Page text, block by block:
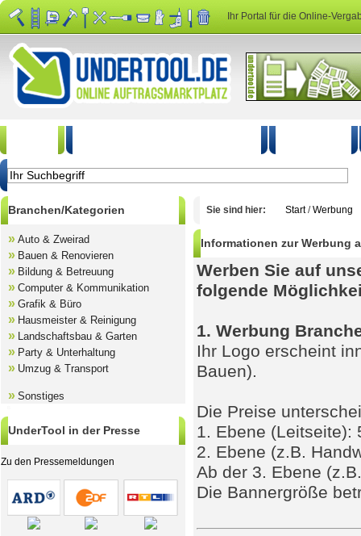
Ihr Portal für die Online-
Branchen/Kategorien
» Auto & Zweirad
» Bauen & Renovieren
» Bildung & Betreuung
» Computer & Kommunikation
» Grafik & Büro
» Hausmeister & Reinigung
» Landschaftsbau & Garten
» Party & Unterhaltung
» Umzug & Transport
» Sonstiges
UnderTool in der Presse
Zu den Pressemeldungen
Sie sind hier: Start/Werbung
Informationen zur Werbung
Werben Sie auf
folgende
1. Werbung
Ihr Logo erscheint
Bauen).
Die Preise
1. Ebene (Leitseite):
2. Ebene (z.B.
Ab der 3. Ebene
Die Bannergröße